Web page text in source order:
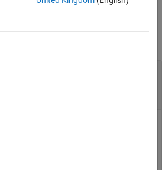
add to the unit registry, specified as a